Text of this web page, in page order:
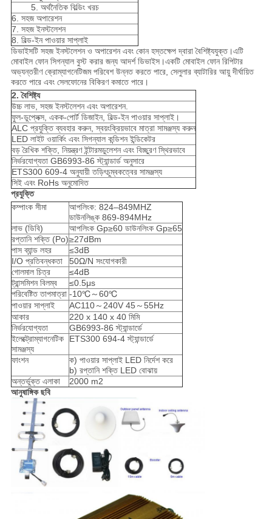
5. অর্থনৈতিক বিল্ডিং খরচ
6. সহজ অপারেশন
7. সহজ ইনস্টলেশন
8. বিল্ড-ইন পাওয়ার সাপ্লাই
ডিভাইসটি সহজ ইনস্টলেশন ও অপারেশন এবং কোন হস্তক্ষেপ দ্বারা বৈশিষ্ট্যযুক্ত।এটি
মোবাইল ফোন সিগন্যাল বুস্ট করার জন্য আদর্শ ডিভাইস।একটি মোবাইল ফোন রিপিটার
অভ্যন্তরীণ ক্রোম্যাগনেটিজম পরিবেশ উন্নত করতে পারে, সেলুলার ব্যাটারির আয়ু দীর্ঘায়িত
করতে পারে এবং সেলফোনের বিকিরণ কমাতে পারে।
2. বৈশিষ্ট্য
উচ্চ লাভ, সহজ ইনস্টলেশন এবং অপারেশন.
ফুল-ডুপ্লেক্স, একক-পোর্ট ডিজাইন, বিল্ড-ইন পাওয়ার সাপ্লাই।
ALC প্রযুক্তি ব্যবহার করুন, স্বয়ংক্রিয়ভাবে মাত্রা সামঞ্জস্য করুন
LED লাইট ওয়ার্কিং এবং সিগন্যাল কন্ডিশন ইন্ডিকেটর
বড় রৈখিক শক্তি, নিয়ন্ত্রণ ইন্টারমডুলেশন এবং বিচ্ছুরণ স্থিরভাবে
নির্ভরযোগ্যতা GB6993-86 স্ট্যান্ডার্ড অনুসারে
ETS300 609-4 অনুযায়ী তড়িৎচুম্বকত্বের সামঞ্জস্য
সিই এবং RoHs অনুমোদিত
প্রযুক্তি
কম্পাংক সীমা
আপলিংক: 824–849MHZ
ডাউনলিঙ্ক 869-894MHz
লাভ (ডিবি)
আপলিংক Gp≥60 ডাউনলিংক Gp≥65
রপ্তানি শক্তি (Po)≥27dBm
পাস ব্যান্ড লহর
≤3dB
I/O প্রতিবন্ধকতা
50Ω/N সংযোগকারী
গোলমাল চিত্র
≤4dB
ট্রান্সমিশন বিলম্ব
≤0.5μs
পরিবেষ্টিত তাপমাত্রা -10℃～60℃
পাওয়ার সাপ্লাই
AC110～240V 45～55Hz
আকার
220 x 140 x 40 মিমি
নির্ভরযোগ্যতা
GB6993-86 স্ট্যান্ডার্ডে
ইলেক্ট্রোম্যাগনেটিক
সামঞ্জস্য
ETS300 694-4 স্ট্যান্ডার্ডে
ফাংশন
ক) পাওয়ার সাপ্লাই LED নির্দেশ করে
b) রপ্তানি শক্তি LED বোঝায়
অন্তর্ভুক্ত এলাকা
2000 m2
আনুষাঙ্গিক ছবি